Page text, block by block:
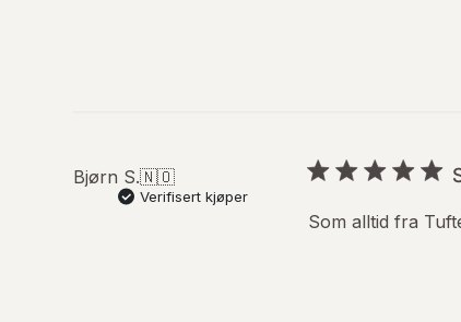
Bjørn S.🇳🇴
Verifisert kjøper
Som alltid fra